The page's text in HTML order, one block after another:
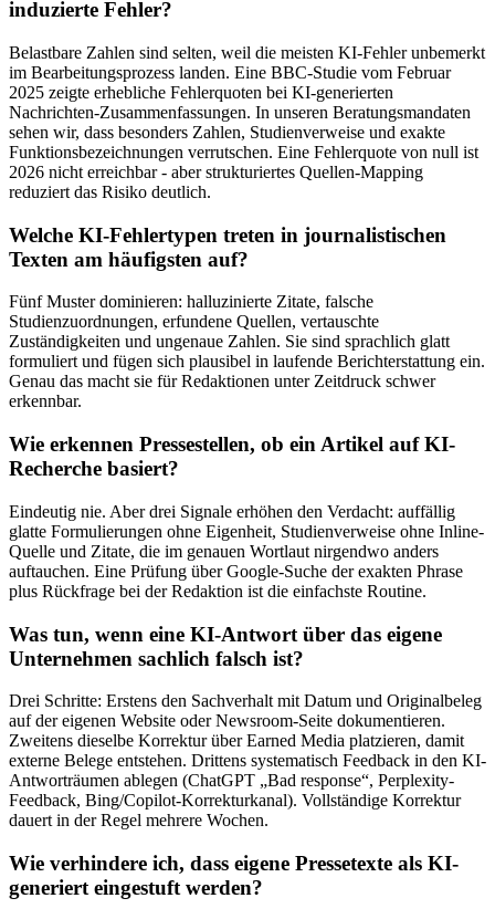
induzierte Fehler?
Belastbare Zahlen sind selten, weil die meisten KI-Fehler unbemerkt
im Bearbeitungsprozess landen. Eine BBC-Studie vom Februar
2025 zeigte erhebliche Fehlerquoten bei KI-generierten
Nachrichten-Zusammenfassungen. In unseren Beratungsmandaten
sehen wir, dass besonders Zahlen, Studienverweise und exakte
Funktionsbezeichnungen verrutschen. Eine Fehlerquote von null ist
2026 nicht erreichbar - aber strukturiertes Quellen-Mapping
reduziert das Risiko deutlich.
Welche KI-Fehlertypen treten in journalistischen
Texten am häufigsten auf?
Fünf Muster dominieren: halluzinierte Zitate, falsche
Studienzuordnungen, erfundene Quellen, vertauschte
Zuständigkeiten und ungenaue Zahlen. Sie sind sprachlich glatt
formuliert und fügen sich plausibel in laufende Berichterstattung ein.
Genau das macht sie für Redaktionen unter Zeitdruck schwer
erkennbar.
Wie erkennen Pressestellen, ob ein Artikel auf KI-
Recherche basiert?
Eindeutig nie. Aber drei Signale erhöhen den Verdacht: auffällig
glatte Formulierungen ohne Eigenheit, Studienverweise ohne Inline-
Quelle und Zitate, die im genauen Wortlaut nirgendwo anders
auftauchen. Eine Prüfung über Google-Suche der exakten Phrase
plus Rückfrage bei der Redaktion ist die einfachste Routine.
Was tun, wenn eine KI-Antwort über das eigene
Unternehmen sachlich falsch ist?
Drei Schritte: Erstens den Sachverhalt mit Datum und Originalbeleg
auf der eigenen Website oder Newsroom-Seite dokumentieren.
Zweitens dieselbe Korrektur über Earned Media platzieren, damit
externe Belege entstehen. Drittens systematisch Feedback in den KI-
Antworträumen ablegen (ChatGPT „Bad response“, Perplexity-
Feedback, Bing/Copilot-Korrekturkanal). Vollständige Korrektur
dauert in der Regel mehrere Wochen.
Wie verhindere ich, dass eigene Pressetexte als KI-
generiert eingestuft werden?